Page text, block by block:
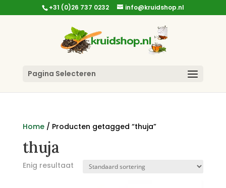
+31 (0)26 737 0232 info@kruidshop.nl
Pagina Selecteren
Home/ Producten getagged “thuja”
thuja
Enig resultaat